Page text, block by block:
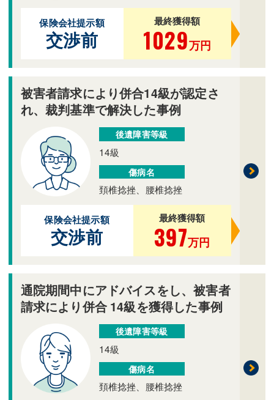
保険会社提示額
交渉前
最終獲得額
1029万円
被害者請求により併合14級が認定さ
れ、裁判基準で解決した事例
後遺障害等級
14級
傷病名
頚椎捻挫、腰椎捻挫
保険会社提示額
交渉前
最終獲得額
397万円
通院期間中にアドバイスをし、被害者
請求により併合 14級を獲得した事例
後遺障害等級
14級
傷病名
頚椎捻挫、腰椎捻挫